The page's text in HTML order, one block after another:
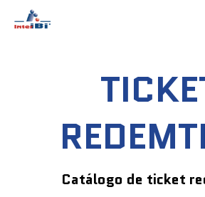
Catálogo de ticket